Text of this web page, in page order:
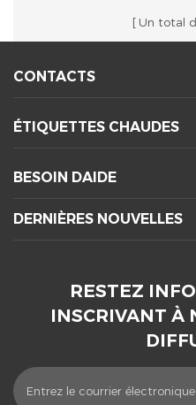
Un total
CONTACTS
ÉTIQUETTES CHAUDES
BESOIN DAIDE
DERNIÈRES NOUVELLES
RESTEZ
INSCRIVANT À